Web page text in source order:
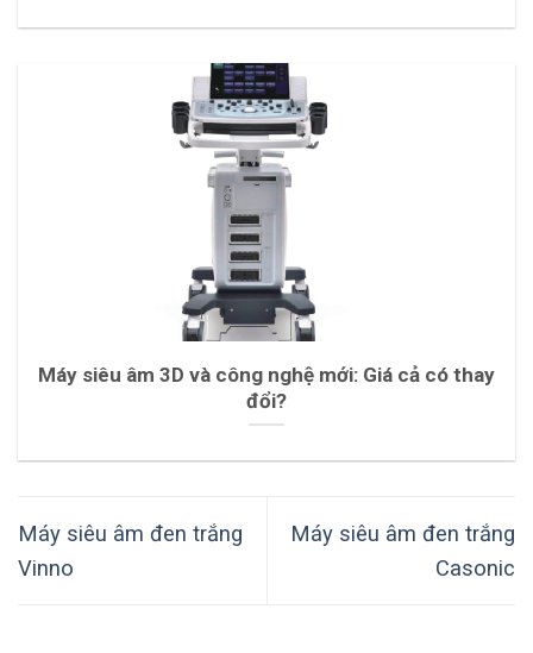
Máy siêu âm 3D và công nghệ mới: Giá cả có thay
đổi?
Máy siêu âm đen trắng
Vinno
Máy siêu âm đen trắng
Casonic